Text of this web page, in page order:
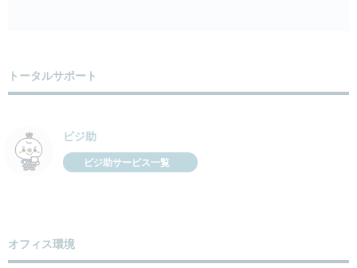
トータルサポート
ビジ助
ビジ助サービス一覧
オフィス環境